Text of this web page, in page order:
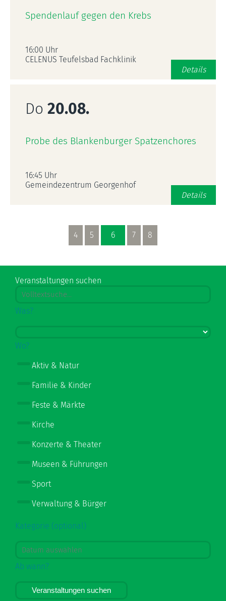
Spendenlauf gegen den Krebs
16:00 Uhr
CELENUS Teufelsbad Fachklinik
Details
Do 20.08.
Probe des Blankenburger Spatzenchores
16:45 Uhr
Gemeindezentrum Georgenhof
Details
4 5 6 7 8
Veranstaltungen suchen
Was?
Wo?
Aktiv & Natur
Familie & Kinder
Feste & Märkte
Kirche
Konzerte & Theater
Museen & Führungen
Sport
Verwaltung & Bürger
Kategorie (optional)
Ab wann?
Veranstaltungen suchen